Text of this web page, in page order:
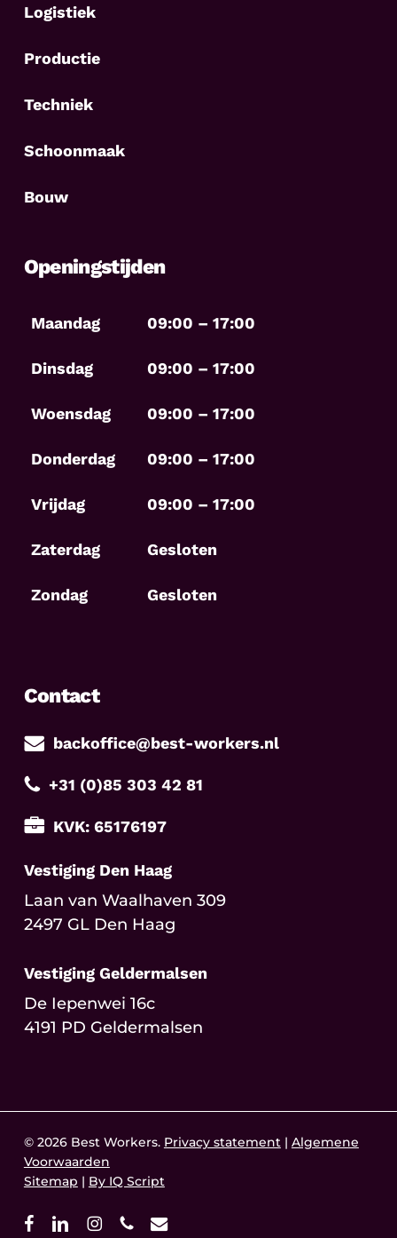
Logistiek
Productie
Techniek
Schoonmaak
Bouw
Openingstijden
Maandag 09:00 – 17:00
Dinsdag 09:00 – 17:00
Woensdag 09:00 – 17:00
Donderdag 09:00 – 17:00
Vrijdag 09:00 – 17:00
Zaterdag Gesloten
Zondag Gesloten
Contact
backoffice@best-workers.nl
+31 (0)85 303 42 81
KVK: 65176197
Vestiging Den Haag
Laan van Waalhaven 309
2497 GL Den Haag
Vestiging Geldermalsen
De Iepenwei 16c
4191 PD Geldermalsen
© 2026 Best Workers. Privacy statement| Algemene
Voorwaarden
Sitemap | By IQ Script
facebooklinkedininstagram
phoneemail